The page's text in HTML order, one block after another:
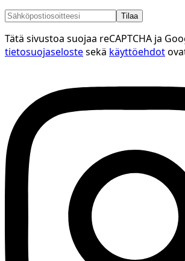
Tilaa
Tätä sivustoa suojaa reCAPTCHA ja
tietosuojaselostesekä käyttöehdot